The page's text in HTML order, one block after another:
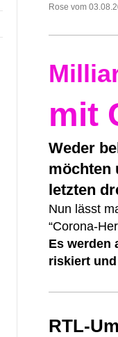
Rose vom
mit
Weder
möchten
letzten
Nun lässt
“Corona-
Es werden
riskiert
RTL-